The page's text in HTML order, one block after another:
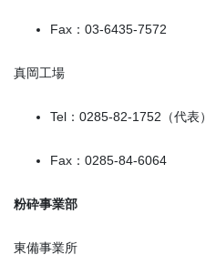
Fax：03-6435-7572
真岡工場
Tel：0285-82-1752（代表）
Fax：0285-84-6064
粉砕事業部
東備事業所